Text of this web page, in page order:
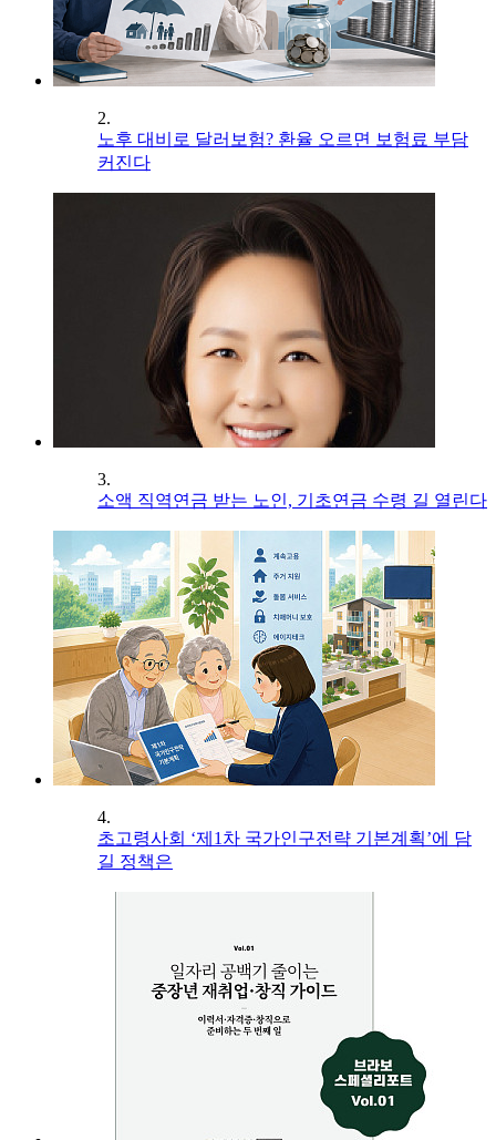
2.
노후 대비로 달러보험? 환율 오르면 보험료 부담
커진다
3.
소액 직역연금 받는 노인, 기초연금 수령 길 열린다
4.
초고령사회 ‘제1차 국가인구전략 기본계획’에 담
길 정책은